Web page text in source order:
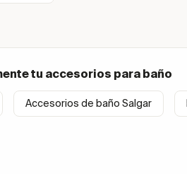
tu accesorios para baño
Accesorios de baño Salgar